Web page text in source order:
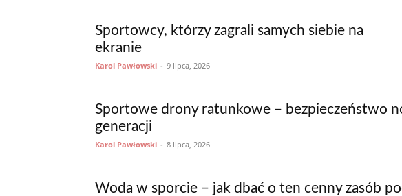
Sportowcy, którzy zagrali samych siebie na
ekranie
Karol Pawłowski - 9 lipca, 2026
Sportowe drony ratunkowe – bezpieczeństwo
generacji
Karol Pawłowski - 8 lipca, 2026
Woda w sporcie – jak dbać o ten cenny zasób